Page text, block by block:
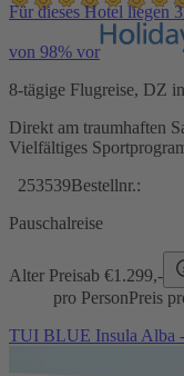
Für dieses Hotel liegen
von 98% vor
8-tägige Flugreise, DZ
Direkt am traumhaften
Vielfältiges
253539Bestellnr.:
Pauschalreise
Alter Preisab €1.299,-
pro PersonPreis
TUI BLUE Insula Alba